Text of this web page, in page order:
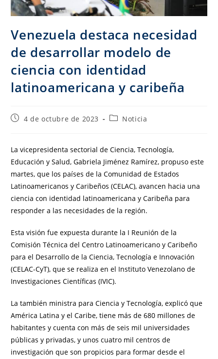
Venezuela destaca necesidad
de desarrollar modelo de
ciencia con identidad
latinoamericana y caribeña
4 de octubre de 2023 Noticia
La vicepresidenta sectorial de Ciencia, Tecnología,
Educación y Salud, Gabriela Jiménez Ramírez, propuso este
martes, que los países de la Comunidad de Estados
Latinoamericanos y Caribeños (CELAC), avancen hacia una
ciencia con identidad latinoamericana y Caribeña para
responder a las necesidades de la región.
Esta visión fue expuesta durante la I Reunión de la
Comisión Técnica del Centro Latinoamericano y Caribeño
para el Desarrollo de la Ciencia, Tecnología e Innovación
(CELAC-CyT), que se realiza en el Instituto Venezolano de
Investigaciones Científicas (IVIC).
La también ministra para Ciencia y Tecnología, explicó que
América Latina y el Caribe, tiene más de 680 millones de
habitantes y cuenta con más de seis mil universidades
públicas y privadas, y unos cuatro mil centros de
investigación que son propicios para formar desde el